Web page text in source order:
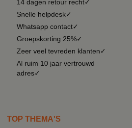
14 dagen retour recht✓
Snelle helpdesk✓
Whatsapp contact✓
Groepskorting 25%✓
Zeer veel tevreden klanten✓
Al ruim 10 jaar vertrouwd
adres✓
TOP THEMA'S